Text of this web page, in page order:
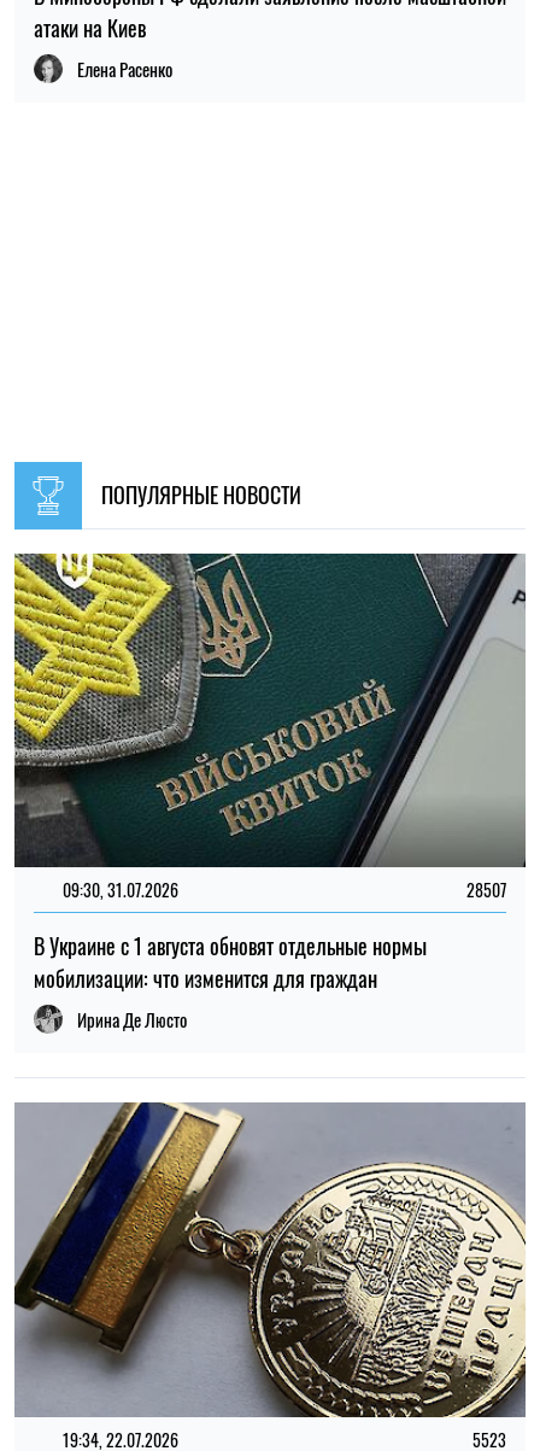
ПОПУЛЯРНЫЕ НОВОСТИ
09:30, 31.07.2026
В Украине с 1 августа обновят отдельные нормы
мобилизации: что изменится для граждан
Ирина Де Люсто
19:34, 22.07.2026
Статус "Ветеран труда" в 2026 году: кто может оформить
и какие льготы предусмотрены
Алена Ткалич